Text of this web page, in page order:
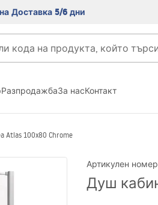
Доставка 5/6 дни
РазпродажбаЗа насКонтакт
Atlas 100x80 Chrome
Артикулен номер
Душ